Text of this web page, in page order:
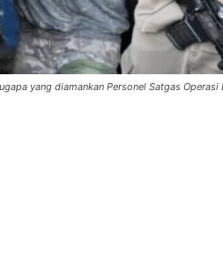
yang diamankan Personel Satgas Operasi